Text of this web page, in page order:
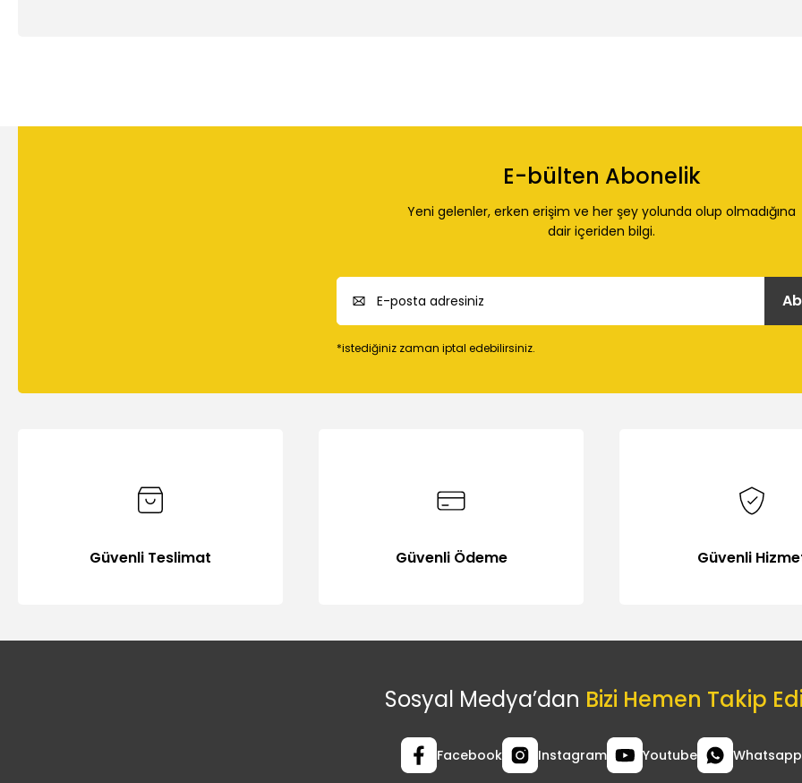
Görüş ve önerileriniz için teşekkür ederiz.
Gönder
E-bülten Abonelik
Yeni gelenler, erken erişim ve her şey yolunda olup olmadığına
dair içeriden bilgi.
*istediğiniz zaman iptal edebilirsiniz.
Güvenli Teslimat Güvenli Ödeme Güvenli
Sosyal Medya’dan Bizi Hemen Takip
Facebook Instagram Youtube Whatsapp